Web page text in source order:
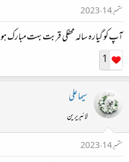
ستمبر 14، 2023
آپ کو گیارہ سالہ محفلی قربت بہت مبارک ہو
1
سیما علی
لائبریرین
ستمبر 14، 2023